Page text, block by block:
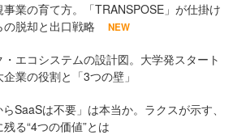
業の育て方。「TRANSPOSE」が仕掛け
の脱却と出口戦略
NEW
エコシステムの設計図。大学発スタート
業の役割と「3つの壁」
らSaaSは不要」は本当か。ラクスが示す、
る“4つの価値”とは